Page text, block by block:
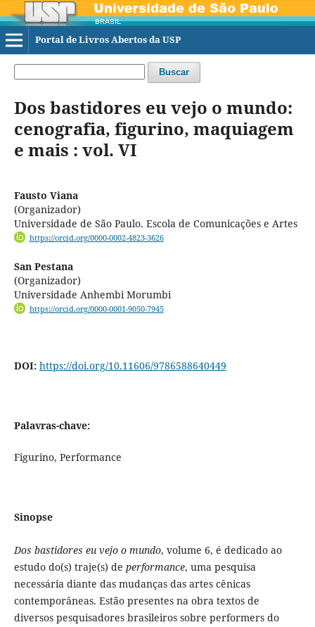
Portal de Livros Abertos da USP
Buscar
Dos bastidores eu vejo o mundo:
cenografia, figurino, maquiagem
e mais : vol. VI
Fausto Viana
(Organizador)
Universidade de São Paulo. Escola de Comunicações e Artes
https://orcid.org/0000-0002-4823-3626
San Pestana
(Organizador)
Universidade Anhembi Morumbi
https://orcid.org/0000-0001-9050-7945
DOI: https://doi.org/10.11606/9786588640449
Palavras-chave:
Figurino, Performance
Sinopse
Dos bastidores eu vejo o mundo, volume 6, é dedicado ao
estudo do(s) traje(s) de performance, uma pesquisa
necessária diante das mudanças das artes cênicas
contemporâneas. Estão presentes na obra textos de
diversos pesquisadores brasileiros sobre performers do